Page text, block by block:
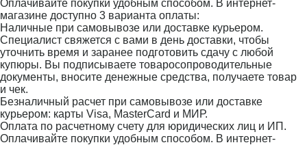
Оплачивайте покупки удобным способом. В интернет-
магазине доступно 3 варианта оплаты:
Наличные при самовывозе или доставке курьером.
Специалист свяжется с вами в день доставки, чтобы
уточнить время и заранее подготовить сдачу с любой
купюры. Вы подписываете товаросопроводительные
документы, вносите денежные средства, получаете товар
и чек.
Безналичный расчет при самовывозе или доставке
курьером: карты Visa, MasterCard и МИР.
Оплата по расчетному счету для юридических лиц и ИП.
Оплачивайте покупки удобным способом. В интернет-